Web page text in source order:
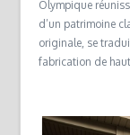
Olympique
d’un patrimoine
originale, se
fabrication de